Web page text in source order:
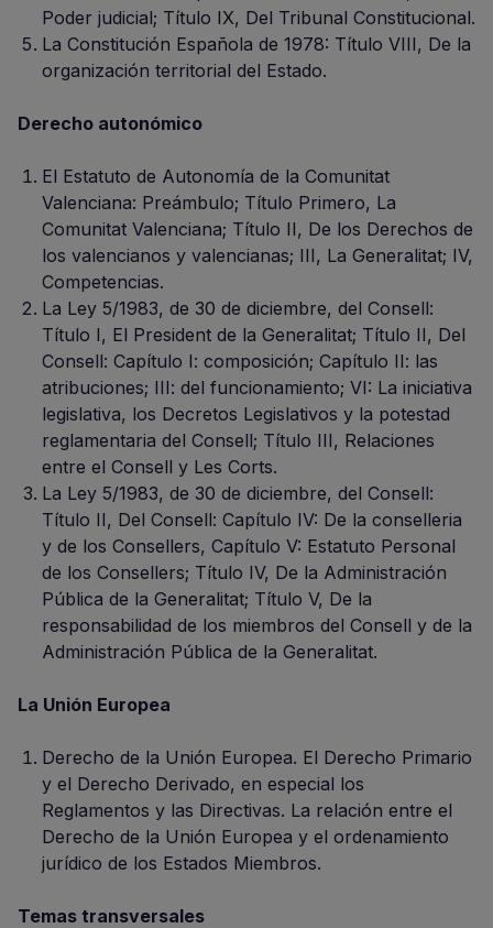
Poder judicial; Título IX, Del Tribunal Constitucional.
La Constitución Española de 1978: Título VIII, De la
organización territorial del Estado.
Derecho autonómico
El Estatuto de Autonomía de la Comunitat
Valenciana: Preámbulo; Título Primero, La
Comunitat Valenciana; Título II, De los Derechos de
los valencianos y valencianas; III, La Generalitat; IV,
Competencias.
La Ley 5/1983, de 30 de diciembre, del Consell:
Título I, El President de la Generalitat; Título II, Del
Consell: Capítulo I: composición; Capítulo II: las
atribuciones; III: del funcionamiento; VI: La iniciativa
legislativa, los Decretos Legislativos y la potestad
reglamentaria del Consell; Título III, Relaciones
entre el Consell y Les Corts.
La Ley 5/1983, de 30 de diciembre, del Consell:
Título II, Del Consell: Capítulo IV: De la conselleria
y de los Consellers, Capítulo V: Estatuto Personal
de los Consellers; Título IV, De la Administración
Pública de la Generalitat; Título V, De la
responsabilidad de los miembros del Consell y de la
Administración Pública de la Generalitat.
La Unión Europea
Derecho de la Unión Europea. El Derecho Primario
y el Derecho Derivado, en especial los
Reglamentos y las Directivas. La relación entre el
Derecho de la Unión Europea y el ordenamiento
jurídico de los Estados Miembros.
Temas transversales